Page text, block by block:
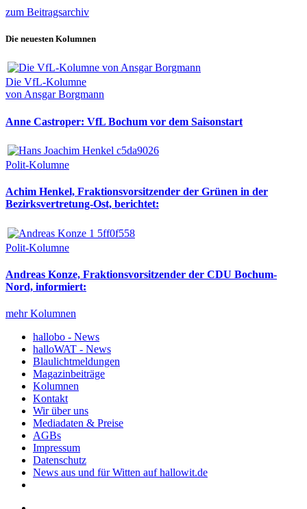
zum Beitragsarchiv
Die neuesten Kolumnen
Die VfL-Kolumne
von Ansgar Borgmann
Anne Castroper: VfL Bochum vor dem Saisonstart
Polit-Kolumne
Achim Henkel, Fraktionsvorsitzender der Grünen in der
Bezirksvertretung-Ost, berichtet:
Polit-Kolumne
Andreas Konze, Fraktionsvorsitzender der CDU Bochum-
Nord, informiert:
mehr Kolumnen
hallobo - News
halloWAT - News
Blaulichtmeldungen
Magazinbeiträge
Kolumnen
Kontakt
Wir über uns
Mediadaten & Preise
AGBs
Impressum
Datenschutz
News aus und für Witten auf hallowit.de